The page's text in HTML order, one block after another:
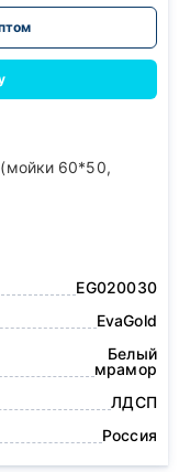
60*50,
EG020030
EvaGold
Белый
мрамор
ЛДСП
Россия